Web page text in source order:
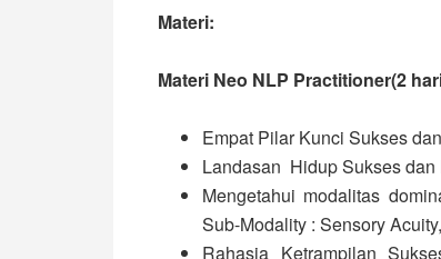
Materi:
Materi Neo NLP Practitioner(2
Empat Pilar Kunci Sukses
Landasan Hidup Sukses
Mengetahui modalitas
Sub-Modality : Sensory
Rahasia Ketrampilan